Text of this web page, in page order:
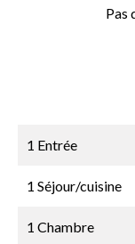
Pas
1 Entrée
1 Séjour/cuisine
1 Chambre